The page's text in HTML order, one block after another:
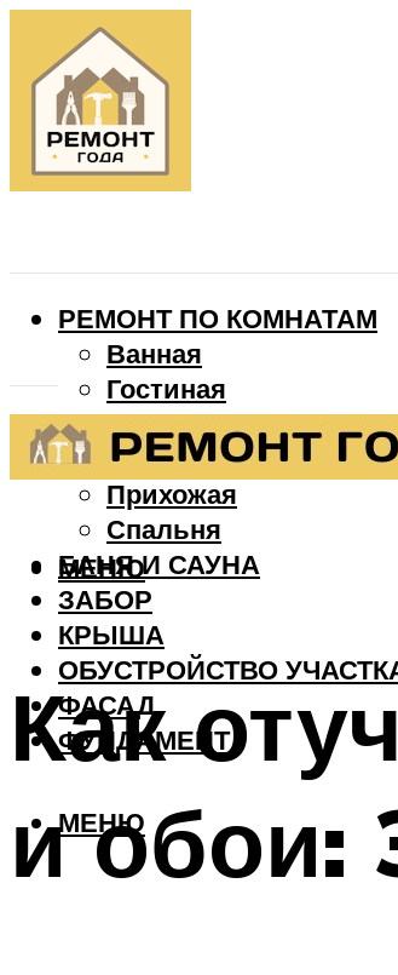
РЕМОНТ ПО КОМНАТАМ
Ванная
Гостиная
Детская
Кухня
Прихожая
Спальня
БАНЯ И САУНА
ЗАБОР
КРЫША
ОБУСТРОЙСТВО
ФАСАД
ФУНДАМЕНТ
МЕНЮ
МЕНЮ
Как
и обои: